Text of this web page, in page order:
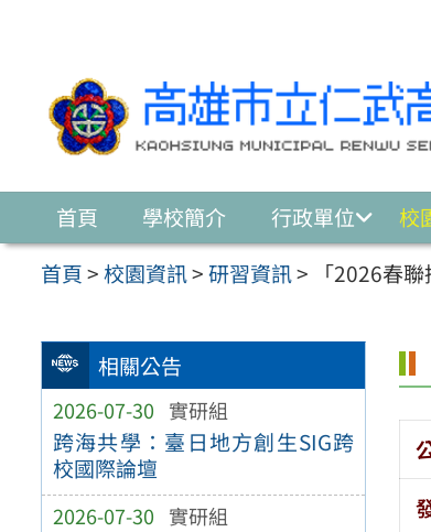
首頁 學校簡介 行政單位 校
首頁>校園資訊>研習資訊> 「2026春
相關公告
2026-07-30 實研組
跨海共學：臺日地方創生SIG跨
校國際論壇
2026-07-30 實研組